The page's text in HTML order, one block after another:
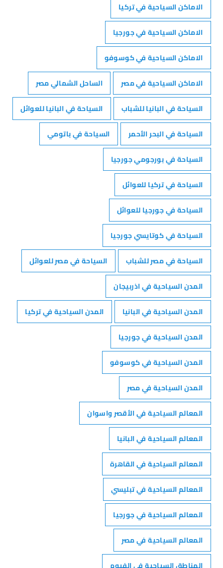
الاماكن السياحية في تركيا
الاماكن السياحية في جورجيا
الاماكن السياحية في كوسوفو
الاماكن السياحية في مصر
الساحل الشمالي مصر
السياحة في البانيا للشباب
السياحة في البانيا للعوائل
السياحة في البحر الأحمر
السياحة في باتومي
السياحة في بورجومي جورجيا
السياحة في تركيا للعوائل
السياحة في جورجيا للعوائل
السياحة في كوتايسي جورجيا
السياحة في مصر للشباب
السياحة في مصر للعوائل
المدن السياحية في اذربيجان
المدن السياحية في البانيا
المدن السياحية في تركيا
المدن السياحية في جورجيا
المدن السياحية في كوسوفو
المدن السياحية في مصر
المعالم السياحية في الأقصر واسوان
المعالم السياحية في البانيا
المعالم السياحية في القاهرة
المعالم السياحية في تبليسي
المعالم السياحية في جورجيا
المعالم السياحية في مصر